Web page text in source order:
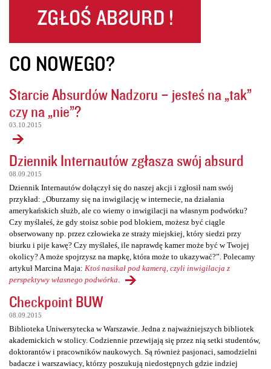
CO NOWEGO?
Starcie Absurdów Nadzoru – jesteś na „tak”
czy na „nie”?
03.10.2015
Dziennik Internautów zgłasza swój absurd
08.09.2015
Dziennik Internautów dołączył się do naszej akcji i zgłosił nam swój
przykład: „Oburzamy się na inwigilację w internecie, na działania
amerykańskich służb, ale co wiemy o inwigilacji na własnym podwórku?
Czy myślałeś, że gdy stoisz sobie pod blokiem, możesz być ciągle
obserwowany np. przez człowieka ze straży miejskiej, który siedzi przy
biurku i pije kawę? Czy myślałeś, ile naprawdę kamer może być w Twojej
okolicy? A może spojrzysz na mapkę, która może to ukazywać?”. Polecamy
artykuł Marcina Maja: Ktoś nasikał pod kamerą, czyli inwigilacja z
perspektywy własnego podwórka
Checkpoint BUW
08.09.2015
Biblioteka Uniwersytecka w Warszawie. Jedna z najważniejszych bibliotek
akademickich w stolicy. Codziennie przewijają się przez nią setki studentów,
doktorantów i pracowników naukowych. Są również pasjonaci, samodzielni
badacze i warszawiacy, którzy poszukują niedostępnych gdzie indziej